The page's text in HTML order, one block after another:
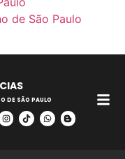
DE SÃO PAULO